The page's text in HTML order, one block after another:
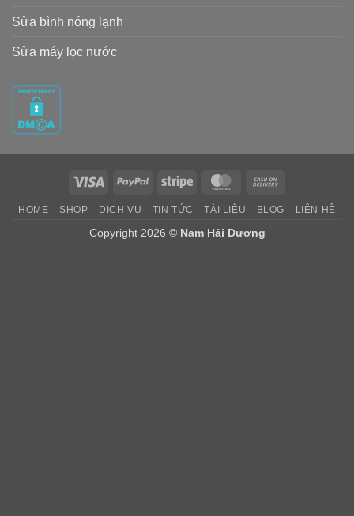
Sửa bình nóng lạnh
Sửa máy lọc nước
Visa PayPal Stripe MasterCard
Delivery
HOME SHOP DỊCH VỤ TIN TỨC TÀI LIỆU BLOG LIÊN HỆ
Copyright 2026 © Nam Hải Dương